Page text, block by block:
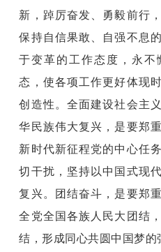
新，踔厉奋发、勇毅前行
保持自信果敢、自强不息
于变革的工作态度，永
态，使各项工作更好体现
创造性。全面建设社会主
华民族伟大复兴，是要郑
新时代新征程党的中心任
切干扰，坚持以中国式现
复兴。团结奋斗，是要郑
全党全国各族人民大团结
结，形成同心共圆中国梦的